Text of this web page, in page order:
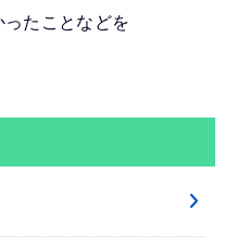
たことなどを